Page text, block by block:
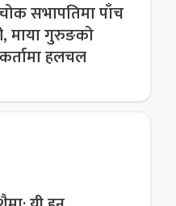
सभापतिमा पाँच
माया गुरुङको
हलचल